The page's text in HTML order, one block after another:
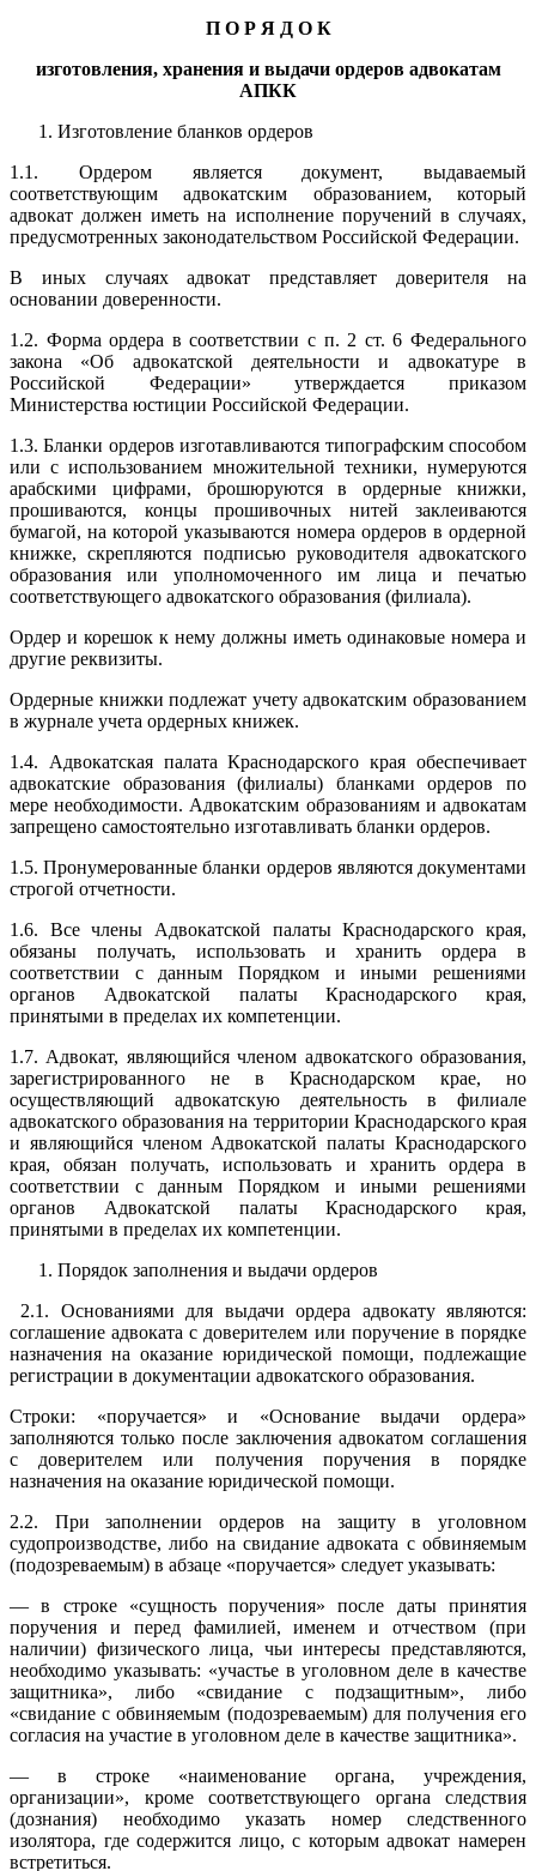
П О Р Я Д О К
изготовления, хранения и выдачи ордеров адвокатам
АПКК
Изготовление бланков ордеров
1.1. Ордером является документ, выдаваемый
соответствующим адвокатским образованием, который
адвокат должен иметь на исполнение поручений в случаях,
предусмотренных законодательством Российской Федерации.
В иных случаях адвокат представляет доверителя на
основании доверенности.
1.2. Форма ордера в соответствии с п. 2 ст. 6 Федерального
закона «Об адвокатской деятельности и адвокатуре в
Российской Федерации» утверждается приказом
Министерства юстиции Российской Федерации.
1.3. Бланки ордеров изготавливаются типографским способом
или с использованием множительной техники, нумеруются
арабскими цифрами, брошюруются в ордерные книжки,
прошиваются, концы прошивочных нитей заклеиваются
бумагой, на которой указываются номера ордеров в ордерной
книжке, скрепляются подписью руководителя адвокатского
образования или уполномоченного им лица и печатью
соответствующего адвокатского образования (филиала).
Ордер и корешок к нему должны иметь одинаковые номера и
другие реквизиты.
Ордерные книжки подлежат учету адвокатским образованием
в журнале учета ордерных книжек.
1.4. Адвокатская палата Краснодарского края обеспечивает
адвокатские образования (филиалы) бланками ордеров по
мере необходимости. Адвокатским образованиям и адвокатам
запрещено самостоятельно изготавливать бланки ордеров.
1.5. Пронумерованные бланки ордеров являются документами
строгой отчетности.
1.6. Все члены Адвокатской палаты Краснодарского края,
обязаны получать, использовать и хранить ордера в
соответствии с данным Порядком и иными решениями
органов Адвокатской палаты Краснодарского края,
принятыми в пределах их компетенции.
1.7. Адвокат, являющийся членом адвокатского образования,
зарегистрированного не в Краснодарском крае, но
осуществляющий адвокатскую деятельность в филиале
адвокатского образования на территории Краснодарского края
и являющийся членом Адвокатской палаты Краснодарского
края, обязан получать, использовать и хранить ордера в
соответствии с данным Порядком и иными решениями
органов Адвокатской палаты Краснодарского края,
принятыми в пределах их компетенции.
Порядок заполнения и выдачи ордеров
2.1. Основаниями для выдачи ордера адвокату являются:
соглашение адвоката с доверителем или поручение в порядке
назначения на оказание юридической помощи, подлежащие
регистрации в документации адвокатского образования.
Строки: «поручается» и «Основание выдачи ордера»
заполняются только после заключения адвокатом соглашения
с доверителем или получения поручения в порядке
назначения на оказание юридической помощи.
2.2. При заполнении ордеров на защиту в уголовном
судопроизводстве, либо на свидание адвоката с обвиняемым
(подозреваемым) в абзаце «поручается» следует указывать:
— в строке «сущность поручения» после даты принятия
поручения и перед фамилией, именем и отчеством (при
наличии) физического лица, чьи интересы представляются,
необходимо указывать: «участье в уголовном деле в качестве
защитника», либо «свидание с подзащитным», либо
«свидание с обвиняемым (подозреваемым) для получения его
согласия на участие в уголовном деле в качестве защитника».
— в строке «наименование органа, учреждения,
организации», кроме соответствующего органа следствия
(дознания) необходимо указать номер следственного
изолятора, где содержится лицо, с которым адвокат намерен
встретиться.